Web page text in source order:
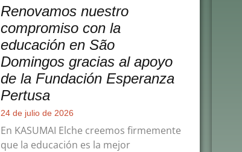
Renovamos nuestro
compromiso con la
educación en São
Domingos gracias al apoyo
de la Fundación Esperanza
Pertusa
24 de julio de 2026
En KASUMAI Elche creemos firmemente
que la educación es la mejor